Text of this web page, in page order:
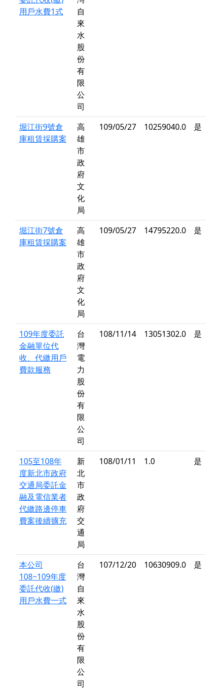
用戶水費1式
自
來
水
股
份
有
限
公
司
堀江街9號倉
庫租賃採購案
高
雄
市
政
府
文
化
局
109/05/27 10259040.0 是
堀江街7號倉
庫租賃採購案
高
雄
市
政
府
文
化
局
109/05/27 14795220.0 是
109年度委託
金融單位代
收、代繳用戶
費款服務
台
灣
電
力
股
份
有
限
公
司
108/11/14 13051302.0 是
105至108年
度新北市政府
交通局委託金
融及電信業者
代繳路邊停車
費案後續擴充
新
北
市
政
府
交
通
局
108/01/11 1.0 是
本公司
108~109年度
委託代收(繳)
用戶水費一式
台
灣
自
來
水
股
份
有
限
公
司
107/12/20 10630909.0 是